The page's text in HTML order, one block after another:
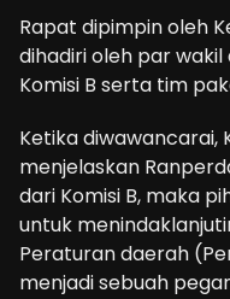
Rapat dipimpin oleh
dihadiri oleh par
Komisi B serta tim
Ketika diwawancarai,
menjelaskan
dari Komisi B, maka
untuk
Peraturan daerah
menjadi sebuah